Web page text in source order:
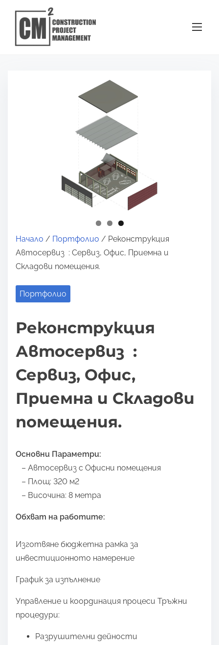
Начало / Портфолио / Реконструкция
Автосервиз : Сервиз, Офис, Приемна и
Складови помещения.
Портфолио
Реконструкция
Автосервиз :
Сервиз, Офис,
Приемна и Складови
помещения.
Основни Параметри:
– Автосервиз с Офисни помещения
– Площ: 320 м2
– Височина: 8 метра
Обхват на работите:
Изготвяне бюджетна рамка за
инвестиционното намерение
График за изпълнение
Управление и координация процеси Тръжни
процедури:
Разрушителни дейности